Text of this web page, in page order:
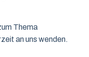
Thema
an uns wenden.